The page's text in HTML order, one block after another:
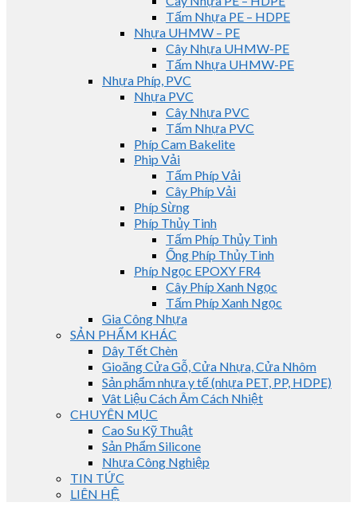
Tấm Nhựa PE – HDPE
Nhựa UHMW – PE
Cây Nhựa UHMW-PE
Tấm Nhựa UHMW-PE
Nhựa Phíp, PVC
Nhựa PVC
Cây Nhựa PVC
Tấm Nhựa PVC
Phíp Cam Bakelite
Phip Vải
Tấm Phíp Vải
Cây Phíp Vải
Phíp Sừng
Phíp Thủy Tinh
Tấm Phíp Thủy Tinh
Ống Phíp Thủy Tinh
Phíp Ngọc EPOXY FR4
Cây Phíp Xanh Ngọc
Tấm Phíp Xanh Ngọc
Gia Công Nhựa
SẢN PHẨM KHÁC
Dây Tết Chèn
Gioăng Cửa Gỗ, Cửa Nhựa, Cửa Nhôm
Sản phẩm nhựa y tế (nhựa PET, PP, HDPE)
Vât Liệu Cách Âm Cách Nhiệt
CHUYÊN MỤC
Cao Su Kỹ Thuật
Sản Phẩm Silicone
Nhựa Công Nghiệp
TIN TỨC
LIÊN HỆ